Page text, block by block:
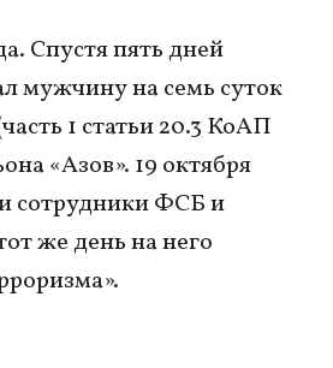
Спустя пять дней
мужчину на семь суток
1 статьи 20.3 КоАП
«Азов». 19 октября
сотрудники ФСБ и
же день на него